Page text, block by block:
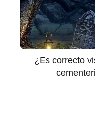
¿Es correcto